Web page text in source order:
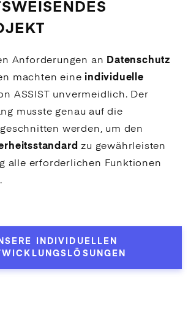
Anforderungen an Datenschutz
machten eine individuelle
ASSIST unvermeidlich. Der
musste genau auf die
werden, um den
zu gewährleisten
alle erforderlichen Funktionen
INDIVIDUELLEN